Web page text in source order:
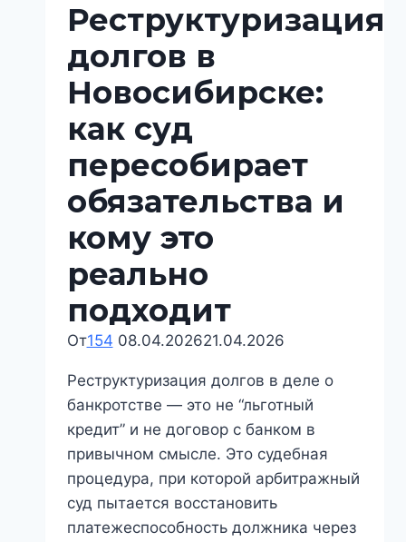
оценивает
платежеспособность
когда
это
реально
применяют
Реструктуризация
долгов в
Новосибирске:
как суд
пересобирает
обязательства и
кому это
реально
подходит
От154 08.04.202621.04.2026
Реструктуризация долгов в деле о
банкротстве — это не “льготный
кредит” и не договор с банком в
привычном смысле. Это судебная
процедура, при которой арбитражный
суд пытается восстановить
платежеспособность должника через